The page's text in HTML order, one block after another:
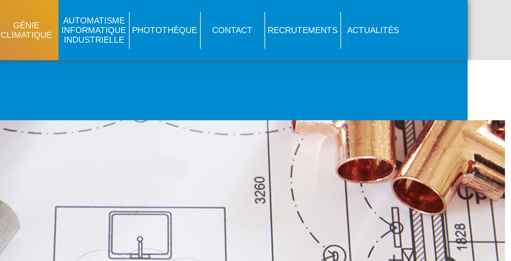
GÉNIE
CLIMATIQUE
AUTOMATISME
INFORMATIQUE
INDUSTRIELLE
PHOTOTHÈQUE CONTACT RECRUTEMENTS ACTUALITÉS